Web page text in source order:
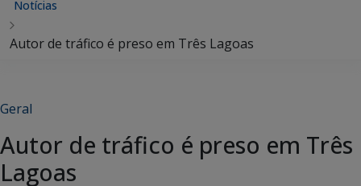
Notícias
Autor de tráfico é preso em Três Lagoas
Geral
Autor de tráfico é preso em Três
Lagoas